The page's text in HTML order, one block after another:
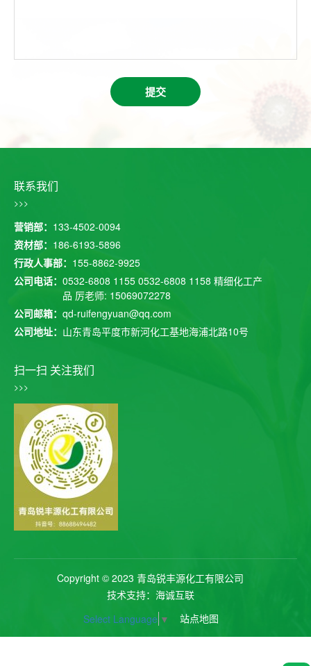
提交
联系我们
>>>
营销部： 133-4502-0094
资材部： 186-6193-5896
行政人事部： 155-8862-9925
公司电话： 0532-6808 1155 0532-6808 1158 精细化工产
品 厉老师: 15069072278
公司邮箱： qd-ruifengyuan@qq.com
公司地址： 山东青岛平度市新河化工基地海浦北路10号
扫一扫 关注我们
>>>
Copyright © 2023 青岛锐丰源化工有限公司
技术支持：海诚互联
Select Language ▼ 站点地图